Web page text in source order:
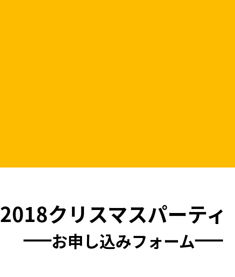
2018クリスマスパーテ
お申し込みフォーム